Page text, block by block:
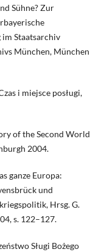
Sühne? Zur
Staatsarchiv
München, München
i miejsce posługi,
of the Second World
2004.
ganze Europa:
und
Hrsg. G.
s. 122–127.
Sługi Bożego